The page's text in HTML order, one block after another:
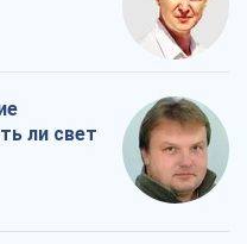
ли свет